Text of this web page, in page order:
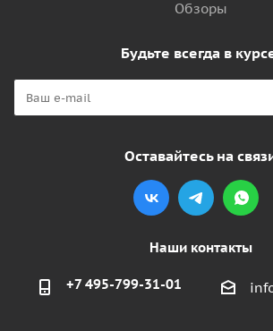
Обзоры
Будьте всегда в
Оставайтесь на
Наши контакты
+7 495-799-31-01